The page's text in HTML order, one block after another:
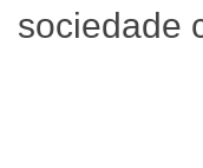
sociedade